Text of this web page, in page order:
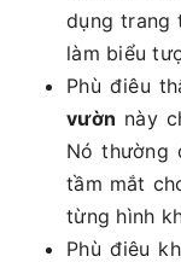
dụng trang
làm biểu
Phù điêu
vườn này
Nó thường
tầm mắt
từng hình
Phù điêu